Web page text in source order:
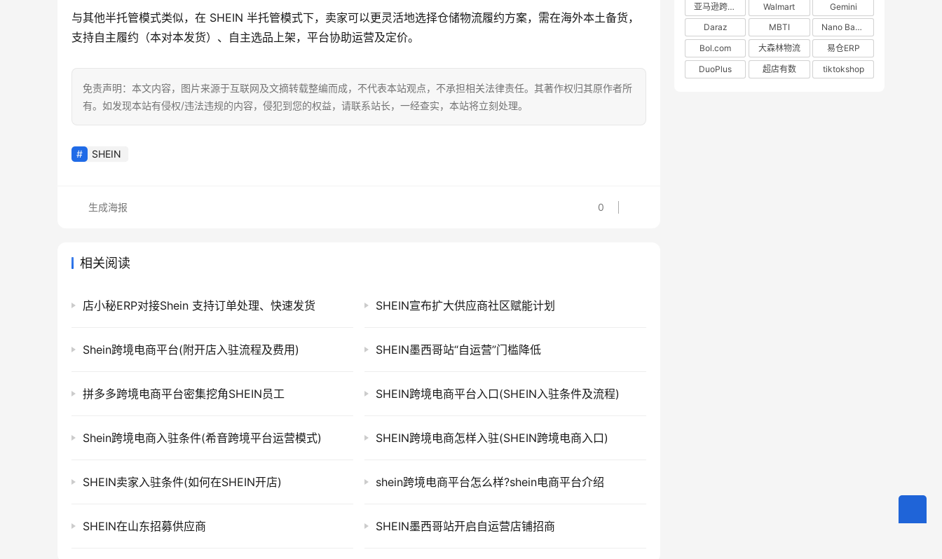
与其他半托管模式类似，在 SHEIN 半托管模式下，卖家可以更灵活地选择仓储物流履约方案，需在海外本土备货，
支持自主履约（本对本发货）、自主选品上架，平台协助运营及定价。
免责声明：本文内容，图片来源于互联网及文摘转载整编而成，不代表本站观点，不承担相关法律责任。其著作权归其原作者所
有。如发现本站有侵权/违法违规的内容，侵犯到您的权益，请联系站长，一经查实，本站将立刻处理。
SHEIN
0
生成海报
相关阅读
店小秘ERP对接Shein 支持订单处理、快速发货 SHEIN宣布扩大供应商社区赋能计划
Shein跨境电商平台(附开店入驻流程及费用) SHEIN墨西哥站“自运营”门槛降低
拼多多跨境电商平台密集挖角SHEIN员工 SHEIN跨境电商平台入口(SHEIN入驻条件及流程)
Shein跨境电商入驻条件(希音跨境平台运营模式) SHEIN跨境电商怎样入驻(SHEIN跨境电商入口)
SHEIN卖家入驻条件(如何在SHEIN开店) shein跨境电商平台怎么样?shein电商平台介绍
SHEIN在山东招募供应商 SHEIN墨西哥站开启自运营店铺招商
亚马逊跨境电商 Walmart
Gemini
Daraz
MBTI
Nano Banana
Bol.com
大森林物流
易仓ERP
DuoPlus
超店有数 tiktokshop